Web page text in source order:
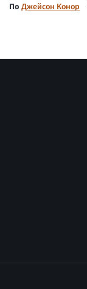
ПоДжейсон Конор